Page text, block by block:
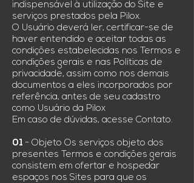
indispensável à utilização do Site e
serviços prestados pela Pilox.
O Usuário deverá ler, certificar-se de
haver entendido e aceitar todas as
condições estabelecidas nos Termos e
condições gerais e nas Políticas de
privacidade, assim como nos demais
documentos a eles incorporados por
referência, antes de seu cadastro
como Usuário da Pilox
Em caso de dúvidas, acesse Contato.
01 - Objeto Os serviços objeto dos
presentes Termos e condições gerais
consistem em ofertar e hospedar
espaços nos Sites para que os